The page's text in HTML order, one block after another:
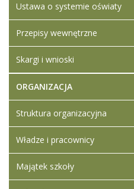
Ustawa o systemie oświaty
Przepisy wewnętrzne
Skargi i wnioski
ORGANIZACJA
Struktura organizacyjna
Władze i pracownicy
Majątek szkoły